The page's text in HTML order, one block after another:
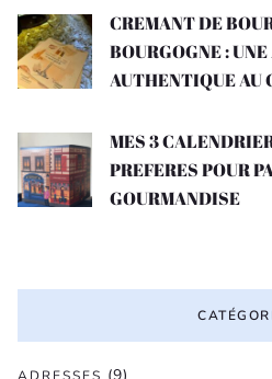
CREMANT DE
BOURGOGNE :
AUTHENTIQUE AU
MES 3
PREFERES POUR
GOURMANDISE